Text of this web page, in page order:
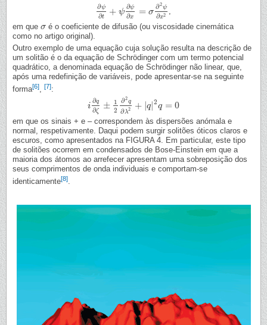
∂ψ
∂t + ψ
∂ψ
∂x = σ
∂2ψ
∂x2
∂ψ∂ t+ψ∂ψ∂x =σ ∂2ψ∂x 2,
em que σ
σ é o coeficiente de difusão (ou viscosidade cinemática
como no artigo original).
Outro exemplo de uma equação cuja solução resulta na descrição de
um solitão é o da equação de Schrödinger com um termo potencial
quadrático, a denominada equação de Schrödinger não linear, que,
após uma redefinição de variáveis, pode apresentar-se na seguinte
forma[6] [7]:
i
∂q
∂ζ ± 1
2
∂2q
∂λ2 + q| 2
q = 0
i∂q∂ ζ±1 2∂2q∂ λ2+ |q| 2q=0
em que os sinais + e – correspondem às dispersões anómala e
normal, respetivamente. Daqui podem surgir solitões óticos claros e
escuros, como apresentados na FIGURA 4. Em particular, este tipo
de solitões ocorrem em condensados de Bose-Einstein em que a
maioria dos átomos ao arrefecer apresentam uma sobreposição dos
seus comprimentos de onda individuais e comportam-se
identicamente[8].